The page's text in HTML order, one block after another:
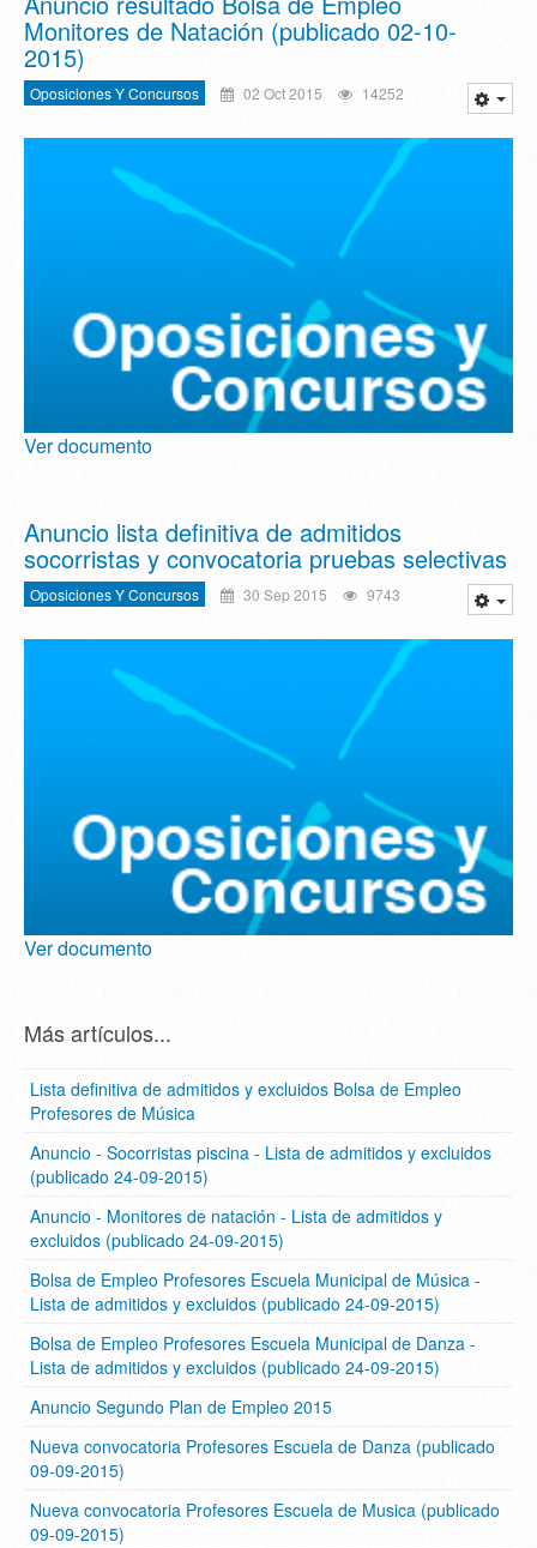
Monitores de Natación (publicado 02-10-
2015)
Oposiciones Y Concursos 02 Oct 2015 14252
Ver documento
Anuncio lista definitiva de admitidos
socorristas y convocatoria pruebas selectivas
Oposiciones Y Concursos 30 Sep 2015 9743
Ver documento
Más artículos...
Lista definitiva de admitidos y excluidos Bolsa de Empleo
Profesores de Música
Anuncio - Socorristas piscina - Lista de admitidos y excluidos
(publicado 24-09-2015)
Anuncio - Monitores de natación - Lista de admitidos y
excluidos (publicado 24-09-2015)
Bolsa de Empleo Profesores Escuela Municipal de Música -
Lista de admitidos y excluidos (publicado 24-09-2015)
Bolsa de Empleo Profesores Escuela Municipal de Danza -
Lista de admitidos y excluidos (publicado 24-09-2015)
Anuncio Segundo Plan de Empleo 2015
Nueva convocatoria Profesores Escuela de Danza (publicado
09-09-2015)
Nueva convocatoria Profesores Escuela de Musica (publicado
09-09-2015)